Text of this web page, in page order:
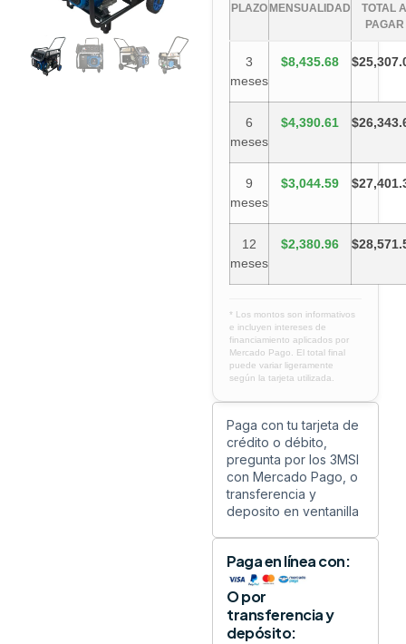
PLAZO MENSUALIDAD
TOTAL A
PAGAR
3
meses
$8,435.68
6
meses
$4,390.61
9
meses
$3,044.59
12
meses
$2,380.96
* Los montos son informativos
e incluyen intereses de
financiamiento aplicados por
Mercado Pago. El total final
puede variar ligeramente
según la tarjeta utilizada.
Paga con tu tarjeta de
crédito o débito,
pregunta por los 3MSI
con Mercado Pago, o
transferencia y
deposito en ventanilla
Paga en línea con:
O por
transferencia y
depósito: